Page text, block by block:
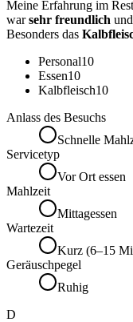
Meine Erfahrung im
warsehr freundlich
Besonders das
Personal10
Essen10
Kalbfleisch10
Anlass des Besuchs
Schnelle
Servicetyp
Vor Ort essen
Mahlzeit
Mittagessen
Wartezeit
Kurz (6–15
Geräuschpegel
Ruhig
D